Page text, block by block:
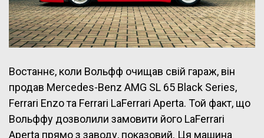
Востаннє, коли Вольфф очищав свій гараж, він
продав Mercedes-Benz AMG SL 65 Black Series,
Ferrari Enzo та Ferrari LaFerrari Aperta. Той факт, що
Вольффу дозволили замовити його LaFerrari
Aperta прямо з заводу, показовий. Ця машина